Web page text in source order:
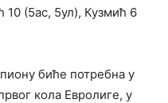
10 (5ас, 5ул), Кузмић 6
биће потребна у
кола Евролиге, у